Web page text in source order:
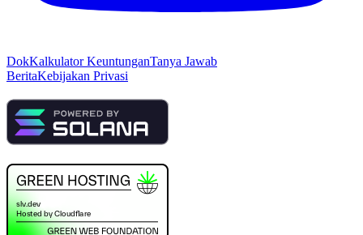
DokKalkulator KeuntunganTanya Jawab
BeritaKebijakan Privasi